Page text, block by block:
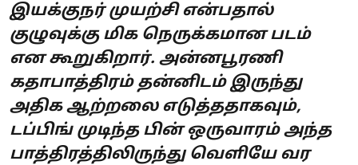
இயக்குநர் முயற்சி என்பதால்
குழுவுக்கு மிக நெருக்கமான படம்
என கூறுகிறார். அன்னபூரணி
கதாபாத்திரம் தன்னிடம் இருந்து
அதிக ஆற்றலை எடுத்ததாகவும்,
டப்பிங் முடிந்த பின் ஒருவாரம் அந்த
பாத்திரத்திலிருந்து வெளியே வர